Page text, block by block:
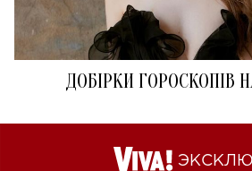
ДОБІРКИ ГОРОСКОПІВ